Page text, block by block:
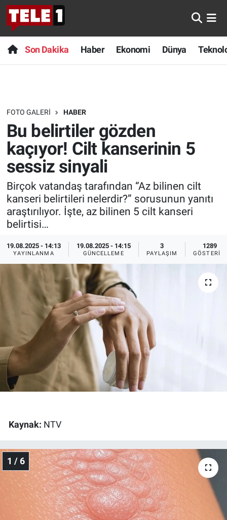
Son Dakika Haber Ekonomi Dünya
FOTO GALERI HABER
Bu belirtiler gözden
kaçıyor! Cilt kanserinin 5
sessiz sinyali
Birçok vatandaş tarafından “Az bilinen cilt
kanseri belirtileri nelerdir?” sorusunun yanıtı
araştırılıyor. İşte, az bilinen 5 cilt kanseri
belirtisi…
19.08.2025 - 14:13
YAYINLANMA
19.08.2025 - 14:15
GÜNCELLEME
3
PAYLAŞIM
1289
GÖSTERIM
Kaynak: NTV
1 / 6
Anında Manşet
Başka Sohbetler
Bilim turu
Bilim ve Teknoloji Evreni
Doğa Konuşuyor
Dünya
Ege Saati
Ege'den Esintiler
Eğitim
Eğlence
Ekonomi
Gerçeğin İzinde
Gün Bitiyor
Gün Ortası
Gündem Özel
Günün görüntüsü
Son Dakika
Haber
Dünya
Teknoloji
Sağlık
Spor
Yayın Akışı
İletişim
Nöbetçi Eczaneler
Hava Durumu
Trafik Durumu
Süper Lig Puan Durumu ve Fikstür
Tüm Manşetler
Son Dakika Haberleri
Haber Arşivi